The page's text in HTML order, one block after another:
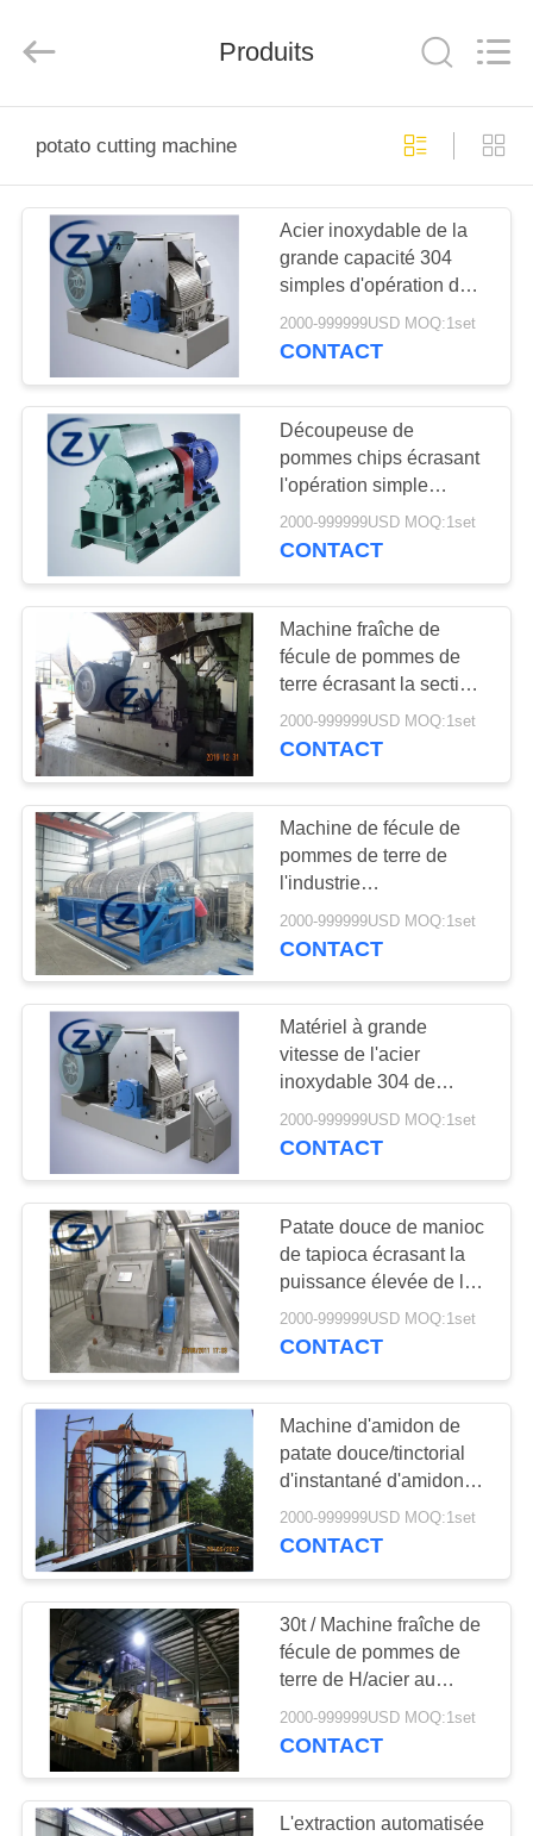
PRODUITS
SUJET
USA
VISITE
D'USINE
CONTRÔLE
DE
QUALITÉ
CONTACTEZ-
NOUS
NOUVELLES
DEMANDEZ
UNE
CITATION
PLAN
PRIVACY
POLICY
Starch
Engineering
Produits
potato cutting machine
Acier inoxydable de la
grande capacité 304
simples d'opération de
machines de coupe de
pomme de terre
2000-999999USD MOQ:1set
CONTACT
Découpeuse de
pommes chips écrasant
l'opération simple
grande capacité 380V
2000-999999USD MOQ:1set
CONTACT
Machine fraîche de
fécule de pommes de
terre écrasant la section
Rasper par le rotor à
grande vitesse
2000-999999USD MOQ:1set
CONTACT
Machine de fécule de
pommes de terre de
l'industrie
alimentaire/machine à
laver inoxydable de
2000-999999USD MOQ:1set
CONTACT
Matériel à grande
vitesse de l'acier
inoxydable 304 de
Rasper de rotation de
machine de fécule de
2000-999999USD MOQ:1set
CONTACT
Patate douce de manioc
de tapioca écrasant la
puissance élevée de la
section 110kw de
machine
2000-999999USD MOQ:1set
CONTACT
Machine d'amidon de
patate douce/tinctorial
d'instantané d'amidon
machine de séchage de
manioc
2000-999999USD MOQ:1set
CONTACT
30t / Machine fraîche de
fécule de pommes de
terre de H/acier au
carbone de lavage
rotatoire de machines
2000-999999USD MOQ:1set
CONTACT
L'extraction automatisée